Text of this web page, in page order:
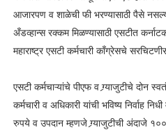
आजारपण व शाळेची फी भरण्यासाठी पैसे
अँडव्हान्स रक्कम मिळण्यासाठी एसटीत
महाराष्ट्र एसटी कर्मचारी काँग्रेसचे
एसटी कर्मचाऱ्यांचे पीएफ व ग्र्याजुटीचे दोन
कर्मचारी व अधिकारी यांची भविष्य निर्वाह
रुपये व उपदान म्हणजे ग्र्याजुटीची अंदाजे